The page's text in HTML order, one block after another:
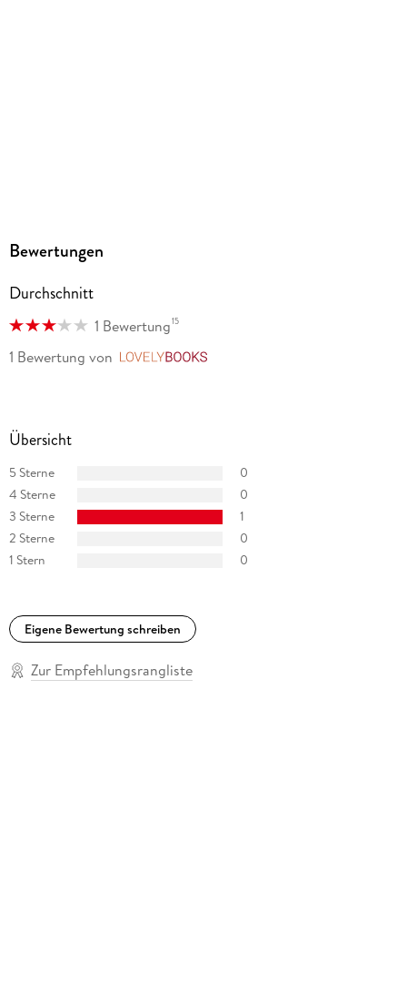
Bewertungen
Durchschnitt
1 Bewertung15
1 Bewertung von
Übersicht
5 Sterne
0
4 Sterne
0
3 Sterne
1
2 Sterne
0
1 Stern
0
Eigene Bewertung schreiben
Zur Empfehlungsrangliste